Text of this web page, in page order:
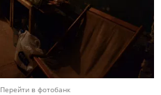
Перейти в фотобанк